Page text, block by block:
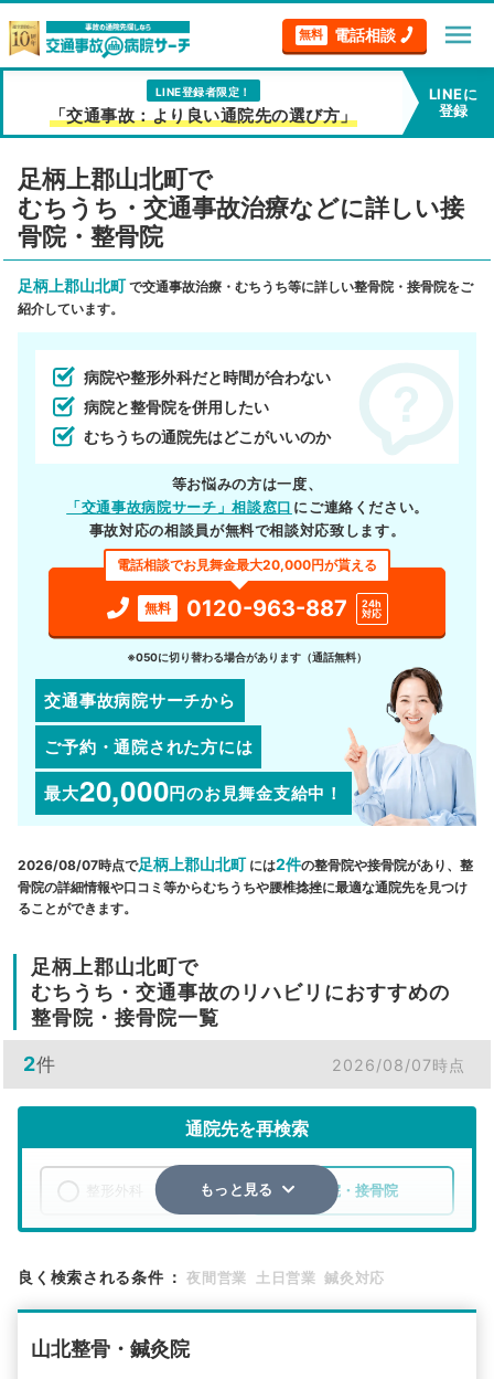
無料 電話相談 menu
LINE登録者限定！
「交通事故：より良い通院先の選び方」
LINEに
登録
足柄上郡山北町で
むちうち・交通事故治療などに詳しい接
骨院・整骨院
足柄上郡山北町で交通事故治療・むちうち等に詳しい整骨院・接骨院をご
紹介しています。
病院や整形外科だと時間が合わない
病院と整骨院を併用したい
むちうちの通院先はどこがいいのか
等お悩みの方は一度、
「交通事故病院サーチ」相談窓口 にご連絡ください。
事故対応の相談員が無料で相談対応致します。
電話相談でお見舞金最大20,000円が貰える
無料 0120-963-887
24h
対応
※050に切り替わる場合があります（通話無料）
交通事故病院サーチから
ご予約・通院された方には
最大20,000円のお見舞金支給中！
2026/08/07時点で足柄上郡山北町 には2件の整骨院や接骨院があり、整
骨院の詳細情報や口コミ等からむちうちや腰椎捻挫に最適な通院先を見つけ
ることができます。
足柄上郡山北町で
むちうち・交通事故のリハビリにおすすめの
整骨院・接骨院一覧
2件 2026/08/07時点
通院先を再検索
整骨院・接骨院
検索する
もっと見る
良く検索される条件 ： 夜間営業 土日営業 鍼灸対応
山北整骨・鍼灸院